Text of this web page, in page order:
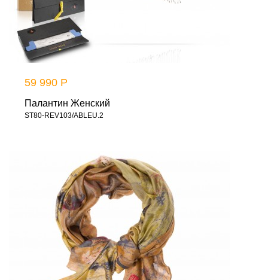
59 990 Р
Палантин Женский
ST80-REV103/ABLEU.2